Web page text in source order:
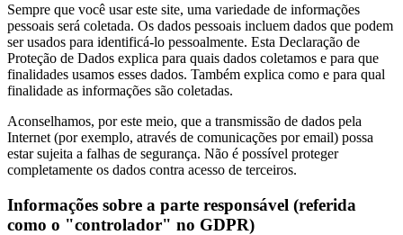
Sempre que você usar este site, uma variedade de informações
pessoais será coletada. Os dados pessoais incluem dados que podem
ser usados para identificá-lo pessoalmente. Esta Declaração de
Proteção de Dados explica para quais dados coletamos e para que
finalidades usamos esses dados. Também explica como e para qual
finalidade as informações são coletadas.
Aconselhamos, por este meio, que a transmissão de dados pela
Internet (por exemplo, através de comunicações por email) possa
estar sujeita a falhas de segurança. Não é possível proteger
completamente os dados contra acesso de terceiros.
Informações sobre a parte responsável (referida
como o "controlador" no GDPR)